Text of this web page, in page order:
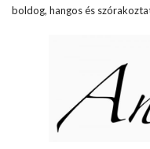
boldog, hangos és